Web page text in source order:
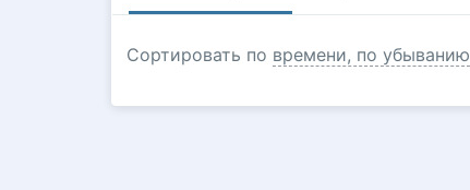
Сортировать по времени, по убыванию